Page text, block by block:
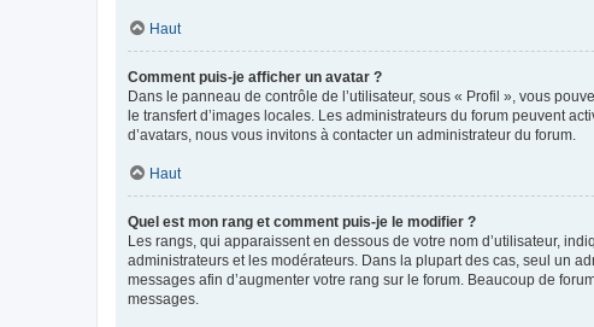
Haut
Comment puis-je afficher un avatar ?
Dans le panneau de contrôle de l’utilisateur, sous « Profil », vous
le transfert d’images locales. Les administrateurs du forum peuvent
d’avatars, nous vous invitons à contacter un administrateur du forum.
Haut
Quel est mon rang et comment puis-je le modifier ?
Les rangs, qui apparaissent en dessous de votre nom d’utilisateur,
administrateurs et les modérateurs. Dans la plupart des cas, seul un
messages afin d’augmenter votre rang sur le forum. Beaucoup de
messages.